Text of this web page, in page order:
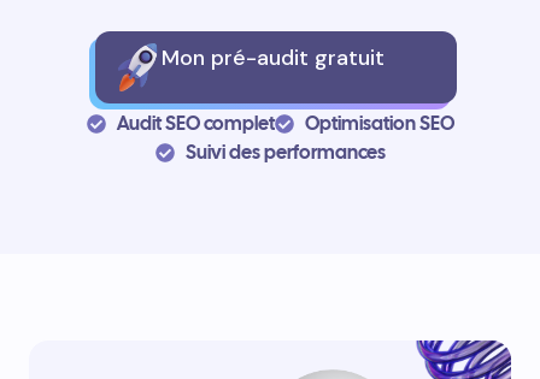
Mon pré-audit gratuit
Audit SEO complet
Optimisation SEO
Suivi des performances